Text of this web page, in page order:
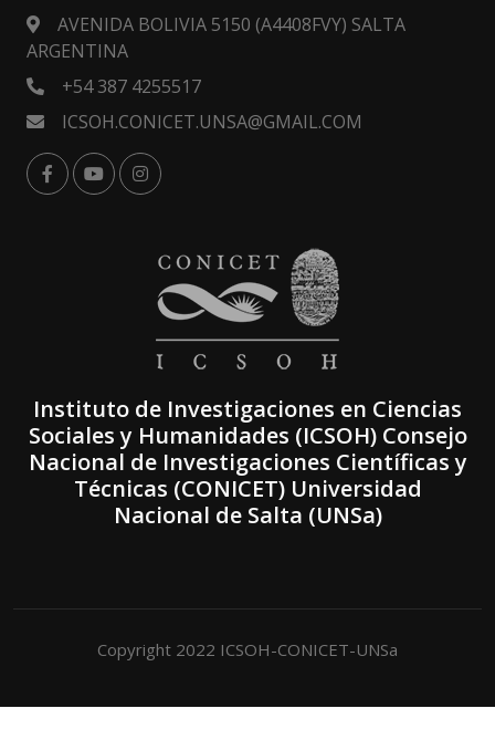
AVENIDA BOLIVIA 5150 (A4408FVY) SALTA
ARGENTINA
+54 387 4255517
ICSOH.CONICET.UNSA@GMAIL.COM
Instituto de Investigaciones en Ciencias
Sociales y Humanidades (ICSOH) Consejo
Nacional de Investigaciones Científicas y
Técnicas (CONICET) Universidad
Nacional de Salta (UNSa)
Copyright 2022 ICSOH-CONICET-UNSa